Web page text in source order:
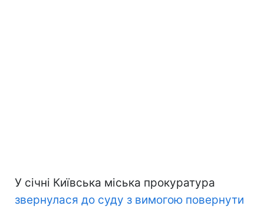
У січні Київська міська прокуратура
звернулася до суду з вимогою повернути